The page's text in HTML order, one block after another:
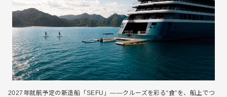
2027年就航予定の新造船「SEFU」――クルーズを彩る“食”を、船上でつ